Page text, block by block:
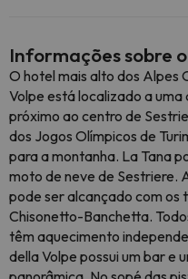
Informações sobre
O hotel mais alto dos Alpes
Volpe está localizado a
próximo ao centro de
dos Jogos Olímpicos de
para a montanha. La Tana
moto de neve de Sestriere.
pode ser alcançado com os
Chisonetto-Banchetta.
têm aquecimento
della Volpe possui um bar e